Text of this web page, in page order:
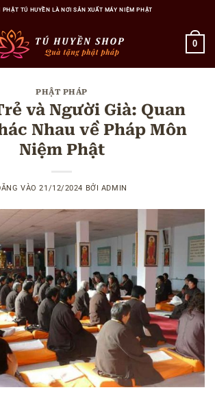
PHẬT TÚ HUYỀN LÀ NƠI SẢN XUẤT MÁY NIỆM PHẬT
0
PHẬT PHÁP
và Người Già: Quan
Nhau về Pháp Môn
Niệm Phật
VÀO21/12/2024 BỞI ADMIN